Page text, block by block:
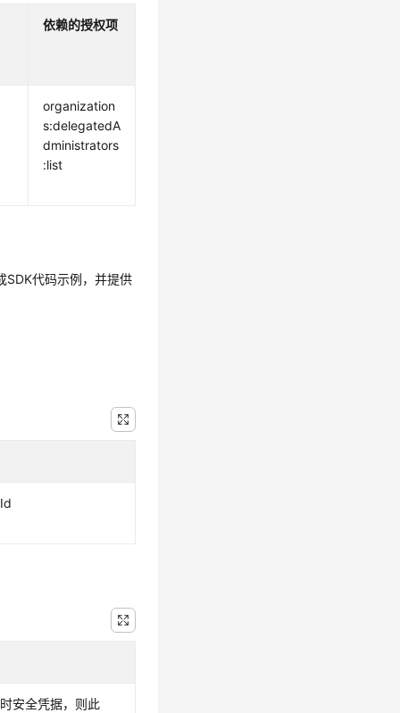
依赖的授权项
organization
s:delegatedA
dministrators
:list
SDK代码示例，并提供
安全凭据，则此